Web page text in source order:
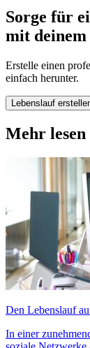
Sorge für
mit
Erstelle einen
einfach herunter.
Lebenslauf
Mehr lesen
Den Lebenslauf
In einer